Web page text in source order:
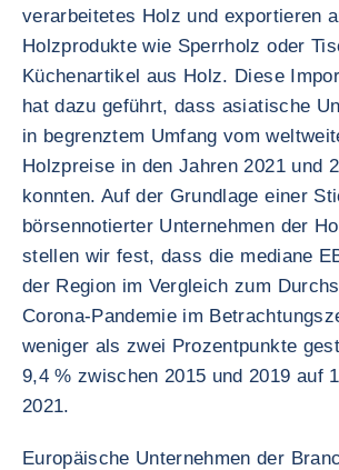
verarbeitetes Holz und exportieren
Holzprodukte wie Sperrholz oder
Küchenartikel aus Holz. Diese
hat dazu geführt, dass asiatische
in begrenztem Umfang vom
Holzpreise in den Jahren 2021 und
konnten. Auf der Grundlage einer
börsennotierter Unternehmen der
stellen wir fest, dass die mediane
der Region im Vergleich zum
Corona-Pandemie im
weniger als zwei Prozentpunkte
9,4 % zwischen 2015 und 2019 auf
2021.
Europäische Unternehmen der